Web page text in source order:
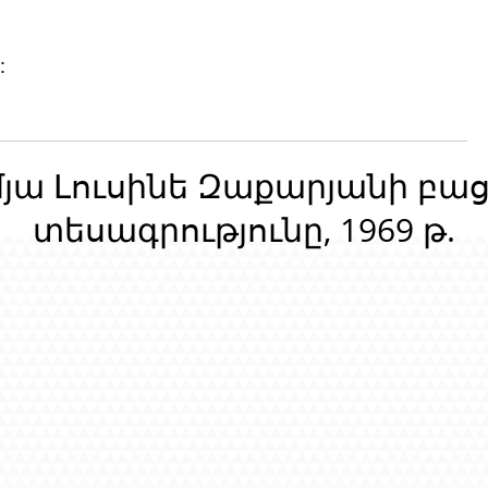
Լուսինե Զաքարյանի
տեսագրությունը, 1969 թ.